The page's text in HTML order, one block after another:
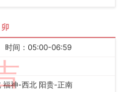
卯
时间：05:00-06:59
福神-西北 阳贵-正南